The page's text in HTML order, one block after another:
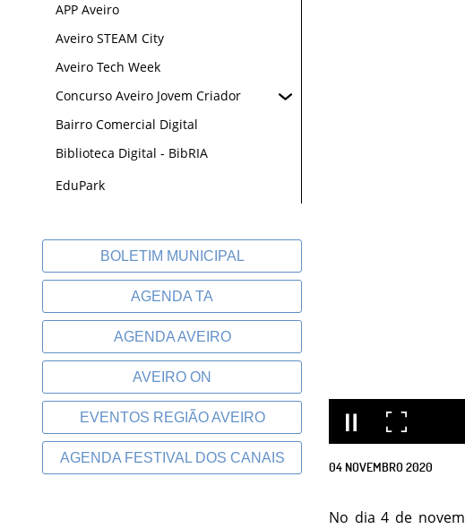
APP Aveiro
Aveiro STEAM City
Aveiro Tech Week
Concurso Aveiro Jovem Criador
Bairro Comercial Digital
Biblioteca Digital - BibRIA
EduPark
BOLETIM MUNICIPAL
AGENDA TA
AGENDA AVEIRO
AVEIRO ON
EVENTOS REGIÃO AVEIRO
AGENDA FESTIVAL DOS CANAIS
04 NOVEMBRO2020
No dia 4 de